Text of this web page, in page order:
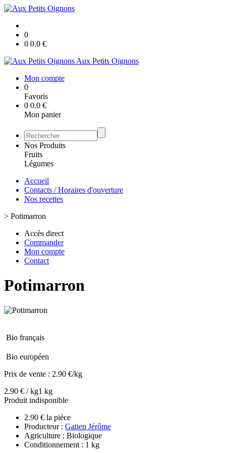
0
0 0.0 €
Aux Petits Oignons
Mon compte
0
Favoris
0 0.0 €
Mon panier
Nos Produits
Fruits
Légumes
Accueil
Contacts / Horaires d'ouverture
Nos recettes
> Potimarron
Accès direct
Commander
Mon compte
Contact
Potimarron
Bio français
Bio européen
Prix de vente : 2.90 €/kg
2.90 € / kg1 kg
Produit indisponible
2.90 € la pièce
Producteur : Gatien Jérôme
Agriculture : Biologique
Conditionnement : 1 kg